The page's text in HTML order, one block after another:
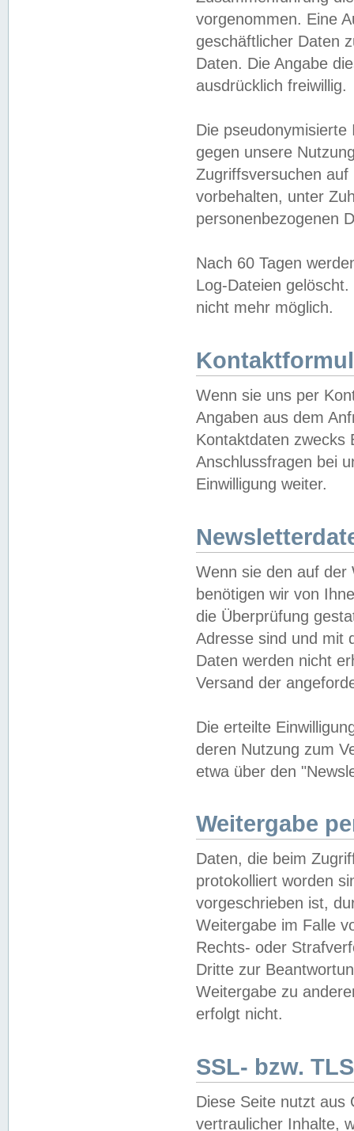
vorgenommen. Eine
geschäftlicher Daten
Daten. Die Angabe
ausdrücklich freiwillig.
Die
gegen unsere
Zugriffsversuchen
vorbehalten, unter
personenbezogenen
Nach 60 Tagen
Log-Dateien
nicht mehr möglich.
Wenn sie uns per
Angaben aus dem
Kontaktdaten zwecks
Anschlussfragen bei
Einwilligung weiter.
Wenn sie den auf der
benötigen wir von
die Überprüfung
Adresse sind und mit
Daten werden nicht
Versand der
Die erteilte
deren Nutzung zum
etwa über den
Weitergabe
Daten, die beim
protokolliert worden
vorgeschrieben ist,
Weitergabe im Falle
Rechts- oder
Dritte zur
Weitergabe zu
erfolgt nicht.
SSL- bzw.
Diese Seite nutzt aus
vertraulicher Inhalte,